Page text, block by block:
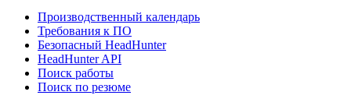
Производственный календарь
Требования к ПО
Безопасный HeadHunter
HeadHunter API
Поиск работы
Поиск по резюме